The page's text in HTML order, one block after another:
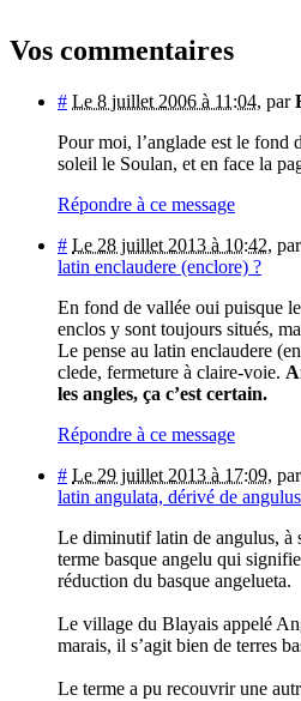
Vos commentaires
# Le 8 juillet 2006 à 11:04, par
Pour moi, l’anglade est le fond
soleil le Soulan, et en face la
Répondre à ce message
# Le 28 juillet 2013 à 10:42, par
latin enclaudere (enclore) ?
En fond de vallée oui puisque
enclos y sont toujours situés,
Le pense au latin enclaudere
clede, fermeture à claire-voie.
les angles, ça c’est certain.
Répondre à ce message
# Le 29 juillet 2013 à 17:09, par
latin angulata, dérivé de
Le diminutif latin de angulus, à
terme basque angelu qui
réduction du basque angelueta.
Le village du Blayais appelé
marais, il s’agit bien de terres
Le terme a pu recouvrir une